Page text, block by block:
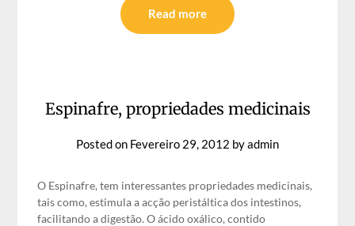
Read more
Espinafre, propriedades medicinais
Posted on Fevereiro 29, 2012 byadmin
O Espinafre, tem interessantes propriedades medicinais,
tais como, estimula a acção peristáltica dos intestinos,
facilitando a digestão. O ácido oxálico, contido